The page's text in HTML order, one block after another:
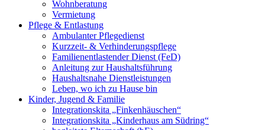
Wohnberatung
Vermietung
Pflege & Entlastung
Ambulanter Pflegedienst
Kurzzeit- & Verhinderungspflege
Familienentlastender Dienst (FeD)
Anleitung zur Haushaltsführung
Haushaltsnahe Dienstleistungen
Leben, wo ich zu Hause bin
Kinder, Jugend & Familie
Integrationskita „Finkenhäuschen“
Integrationskita „Kinderhaus am Südring“